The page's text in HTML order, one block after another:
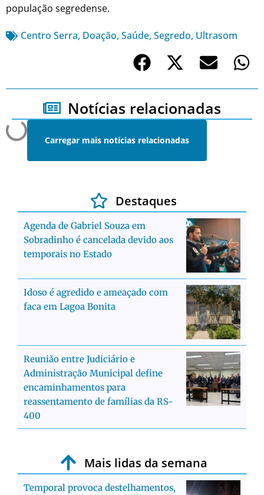
população segredense.
Centro Serra, Doação, Saúde, Segredo, Ultrasom
Notícias relacionadas
Carregar mais notícias relacionadas
Destaques
Agenda de Gabriel Souza em
Sobradinho é cancelada devido aos
temporais no Estado
Idoso é agredido e ameaçado com
faca em Lagoa Bonita
Reunião entre Judiciário e
Administração Municipal define
encaminhamentos para
reassentamento de famílias da RS-
400
Mais lidas da semana
Temporal provoca destelhamentos,